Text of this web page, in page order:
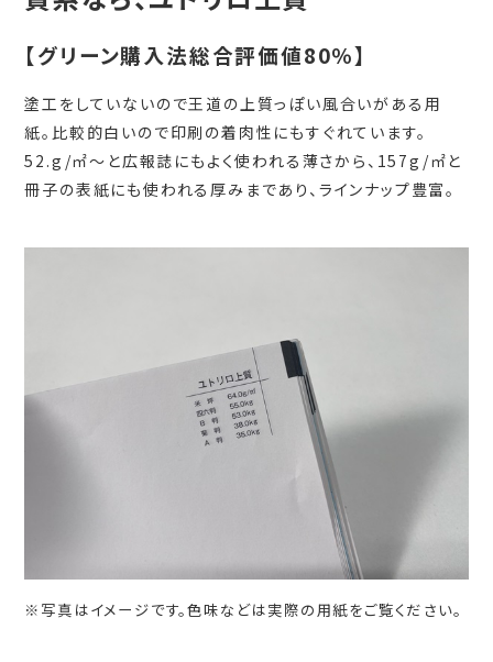
【グリーン購入法総合評価値80％】
塗工をしていないので王道の上質っぽい風合いがある用
紙。比較的白いので印刷の着肉性にもすぐれています。
52.g/㎡～と広報誌にもよく使われる薄さから、157g/㎡と
冊子の表紙にも使われる厚みまであり、ラインナップ豊富。
※写真はイメージです。色味などは実際の用紙をご覧ください。